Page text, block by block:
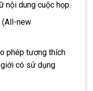
nội dung cuộc họp.
(All-new
phép tương thích
có sử dụng